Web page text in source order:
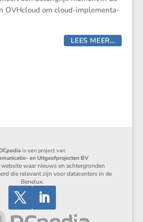
OVHcloud om cloud-imple­men­ta­
LEES MEER...
DCpedia is een project van
en Uitgeefprojecten BV
website waar nieuws en achtergronden
die relevant zijn voor datacenters in de
Benelux.